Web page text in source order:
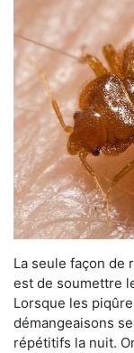
La seule façon de
est de soumettre
Lorsque les
démangeaisons
répétitifs la nuit.